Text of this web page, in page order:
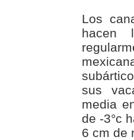
Los
hacen
sus
media
de -3°c
6 cm de